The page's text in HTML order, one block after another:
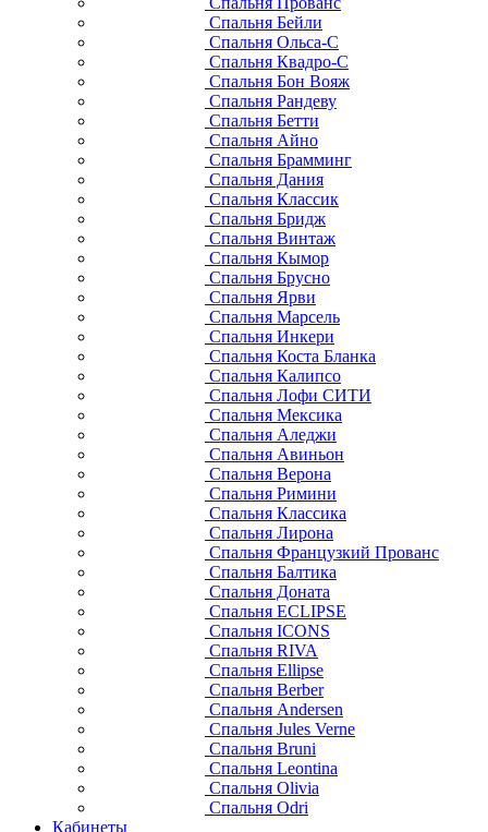
Спальня Бейли
Спальня Ольса-С
Спальня Квадро-С
Спальня Бон Вояж
Спальня Рандеву
Спальня Бетти
Спальня Айно
Спальня Брамминг
Спальня Дания
Спальня Классик
Спальня Бридж
Спальня Винтаж
Спальня Кымор
Спальня Брусно
Спальня Ярви
Спальня Марсель
Спальня Инкери
Спальня Коста Бланка
Спальня Калипсо
Спальня Лофи СИТИ
Спальня Мексика
Спальня Аледжи
Спальня Авиньон
Спальня Верона
Спальня Римини
Спальня Классика
Спальня Лирона
Спальня Французкий Прованс
Спальня Балтика
Спальня Доната
Спальня ECLIPSE
Спальня ICONS
Спальня RIVA
Спальня Ellipse
Спальня Berber
Спальня Andersen
Спальня Jules Verne
Спальня Bruni
Спальня Leontina
Спальня Olivia
Спальня Odri
Кабинеты